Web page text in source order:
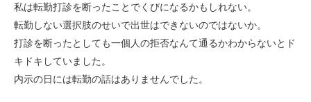
私は転勤打診を断ったことでくびになるかもしれない。
転勤しない選択肢のせいで出世はできないのではないか。
打診を断ったとしても一個人の拒否なんて通るかわからないとド
キドキしていました。
内示の日には転勤の話はありませんでした。